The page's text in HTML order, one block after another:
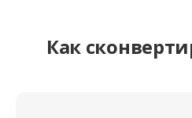
Как